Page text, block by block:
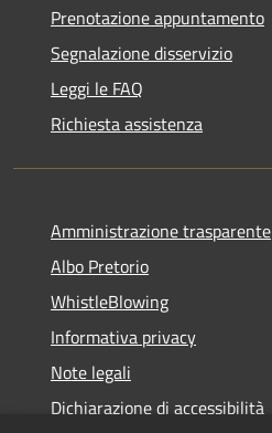
Prenotazione appuntamento
Segnalazione disservizio
Leggi le FAQ
Richiesta assistenza
Amministrazione trasparente
Albo Pretorio
WhistleBlowing
Informativa privacy
Note legali
Dichiarazione di accessibilità